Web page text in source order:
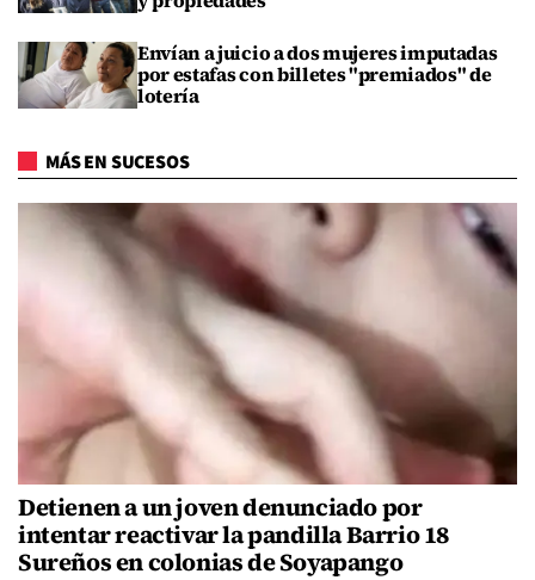
Envían a juicio a dos mujeres imputadas
por estafas con billetes "premiados" de
lotería
MÁS EN SUCESOS
Detienen a un joven denunciado por
intentar reactivar la pandilla Barrio 18
Sureños en colonias de Soyapango